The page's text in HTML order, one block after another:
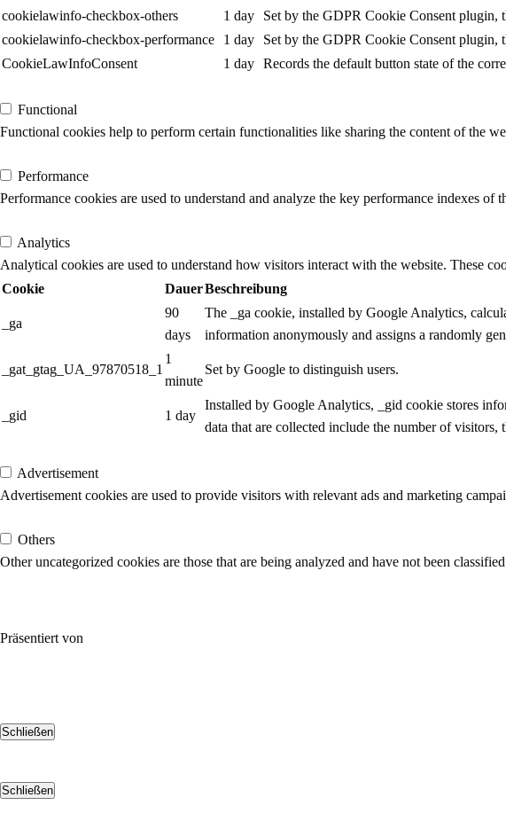
cookielawinfo-checkbox-others
1 day
Set by the GDPR Cookie Consent plugin,
cookielawinfo-checkbox-performance
1 day
Set by the GDPR Cookie Consent plugin,
CookieLawInfoConsent
1 day Records the default button state of the
Functional
Functional cookies help to perform certain functionalities like sharing the content of the
Performance
Performance cookies are used to understand and analyze the key performance indexes
Analytics
Analytical cookies are used to understand how visitors interact with the website. These
Cookie
DauerBeschreibung
_ga
90
days
The _ga cookie, installed by Google Analytics,
information anonymously and assigns a randomly
_gat_gtag_UA_97870518_1
1
minute
Set by Google to distinguish users.
_gid 1 day
Installed by Google Analytics, _gid cookie stores
data that are collected include the number of
Advertisement
Advertisement cookies are used to provide visitors with relevant ads and marketing
Others
Other uncategorized cookies are those that are being analyzed and have not been
Präsentiert von
Schließen
Schließen